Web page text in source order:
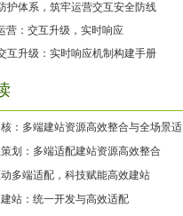
护体系，筑牢运营交互安全防线
营：交互升级，实时响应
互升级：实时响应机制构建手册
：多端建站资源高效整合与全场景适
划：多端适配建站资源高效整合
多端适配，科技赋能高效建站
站：统一开发与高效适配